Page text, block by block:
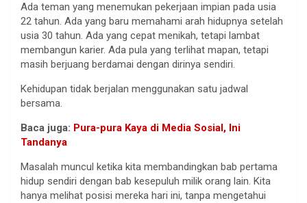
Ada teman yang menemukan pekerjaan impian pada usia
22 tahun. Ada yang baru memahami arah hidupnya setelah
usia 30 tahun. Ada yang cepat menikah, tetapi lambat
membangun karier. Ada pula yang terlihat mapan, tetapi
masih berjuang berdamai dengan dirinya sendiri.
Kehidupan tidak berjalan menggunakan satu jadwal
bersama.
Baca juga: Pura-pura Kaya di Media Sosial, Ini
Tandanya
Masalah muncul ketika kita membandingkan bab pertama
hidup sendiri dengan bab kesepuluh milik orang lain. Kita
hanya melihat posisi mereka hari ini, tanpa mengetahui